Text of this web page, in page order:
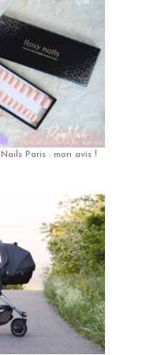
Paris : mon avis !